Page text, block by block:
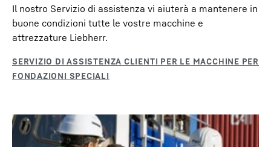
Il nostro Servizio di assistenza vi aiuterà a mantenere in
buone condizioni tutte le vostre macchine e
attrezzature Liebherr.